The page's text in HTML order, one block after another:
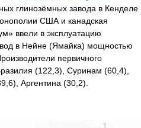
глинозёмных завода в Кенделе
США и канадская
ввели в эксплуатацию
в Нейне (Ямайка) мощностью
первичного
(122,3), Суринам (60,4),
Аргентина (30,2).